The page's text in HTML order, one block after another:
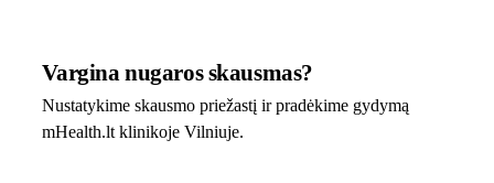
Vargina nugaros skausmas?
Nustatykime skausmo priežastį ir pradėkime gydymą
mHealth.lt klinikoje Vilniuje.